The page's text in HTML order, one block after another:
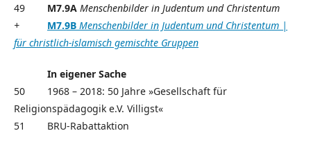
49
M7.9A Menschenbilder in Judentum und Christentum
+ M7.9B Menschenbilder in Judentum und Christentum |
für christlich-islamisch gemischte Gruppen
In eigener Sache
50 1968 – 2018: 50 Jahre »Gesellschaft für
Religionspädagogik e.V. Villigst«
51 BRU-Rabattaktion